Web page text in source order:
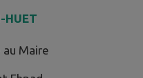
HUET
Maire